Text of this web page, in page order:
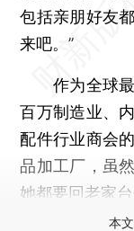
包括亲朋好友
来吧。”
作为全球最
百万制造业、
配件行业商会
品加工厂，虽
她都要回老家台
本